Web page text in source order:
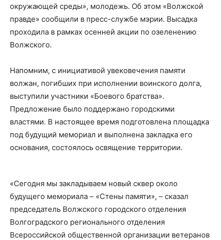
окружающей среды», молодежь. Об этом «Волжской
правде» сообщили в пресс-службе мэрии. Высадка
проходила в рамках осенней акции по озеленению
Волжского.
Напомним, с инициативой увековечения памяти
волжан, погибших при исполнении воинского долга,
выступили участники «Боевого братства».
Предложение было поддержано городскими
властями. В настоящее время подготовлена площадка
под будущий мемориал и выполнена закладка его
основания, состоялось освящение территории.
«Сегодня мы закладываем новый сквер около
будущего мемориала – «Стены памяти», – сказал
председатель Волжского городского отделения
Волгоградского регионального отделения
Всероссийской общественной организации ветеранов